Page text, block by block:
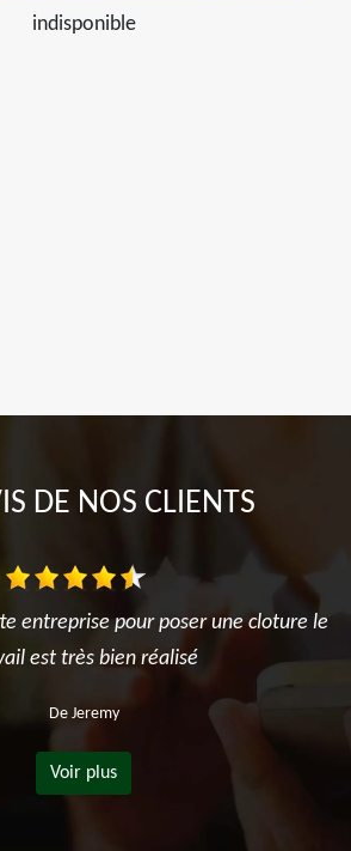
indisponible
DE NOS CLIENTS
entreprise pour poser une cloture le
est très bien réalisé
De Jeremy
Voir plus